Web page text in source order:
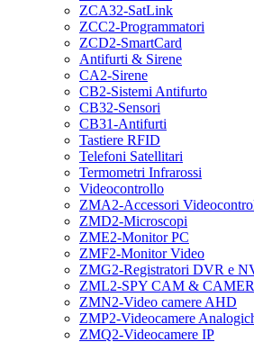
ZCA32-SatLink
ZCC2-Programmatori
ZCD2-SmartCard
Antifurti & Sirene
CA2-Sirene
CB2-Sistemi Antifurto
CB32-Sensori
CB31-Antifurti
Tastiere RFID
Telefoni Satellitari
Termometri Infrarossi
Videocontrollo
ZMA2-Accessori
ZMD2-Microscopi
ZME2-Monitor PC
ZMF2-Monitor Video
ZMG2-Registratori DVR e
ZML2-SPY CAM &
ZMN2-Video camere AHD
ZMP2-Videocamere
ZMQ2-Videocamere IP